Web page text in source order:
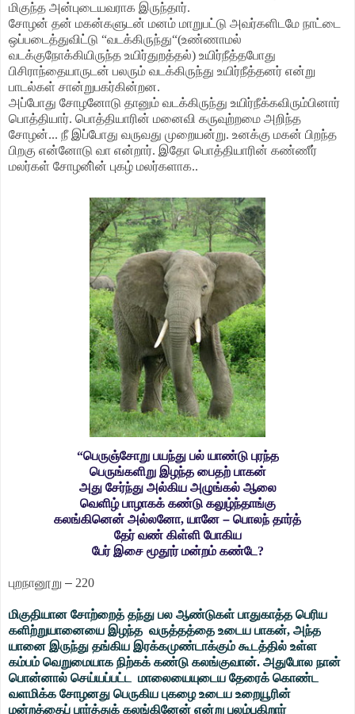
மிகுந்த அன்புடையவராக இருந்தார்.
சோழன் தன் மகன்களுடன் மனம் மாறுபட்டு அவர்களிடமே நாட்டை
ஒப்படைத்துவிட்டு “வடக்கிருந்து“(உண்ணாமல்
வடக்குநோக்கியிருந்த உயிர்துறத்தல்) உயிர்நீத்தபோது
பிசிராந்தையாருடன் பலரும் வடக்கிருந்து உயிர்நீத்தனர் என்று
பாடல்கள் சான்றுபகர்கின்றன.
அப்போது சோழனோடு தானும் வடக்கிருந்து உயிர்நீக்கவிரும்பினார்
பொத்தியார். பொத்தியாரின் மனைவி கருவுற்றமை அறிந்த
சோழன்... நீ இப்போது வருவது முறையன்று. உனக்கு மகன் பிறந்த
பிறகு என்னோடு வா என்றார். இதோ பொத்தியாரின் கண்ணீர்
மலர்கள் சோழனி்ன் புகழ் மலர்களாக..
“பெருஞ்சோறு பயந்து பல் யாண்டு புரந்த
பெருங்களிறு இழந்த பைதற் பாகன்
அது சேர்ந்து அல்கிய அழுங்கல் ஆலை
வெளிழ் பாழாகக் கண்டு கலுழ்ந்தாங்கு
கலங்கினென் அல்லனோ, யானே – பொலந் தார்த்
தேர் வண் கிள்ளி போகிய
பேர் இசை மூதூர் மன்றம் கண்டே?
புறநானூறு – 220
மிகுதியான சோற்றைத் தந்து பல ஆண்டுகள் பாதுகாத்த பெரிய
களிற்றுயானையை இழந்த வருத்தத்தை உடைய பாகன், அந்த
யானை இருந்து தங்கிய இரக்கமுண்டாக்கும் கூடத்தில் உள்ள
கம்பம் வெறுமையாக நிற்கக் கண்டு கலங்குவான். அதுபோல நான்
பொன்னால் செய்யப்பட்ட மாலையையுடைய தேரைக் கொண்ட
வளமிக்க சோழனது பெருகிய புகழை உடைய உறையூரின்
மன்றத்தைப் பார்த்துக் கலங்கினேன் என்று புலம்புகிறார்